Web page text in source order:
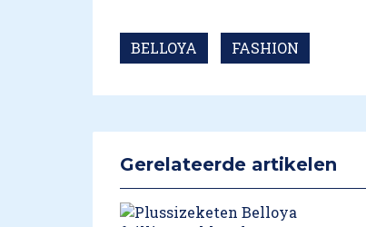
BELLOYA FASHION
Gerelateerde artikelen